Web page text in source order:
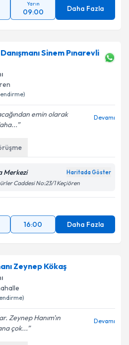
Yarın
09:00 Daha Fazla
Sinem Pınarevli
emin olarak
Devamı
Merkezi Haritada Göster
Caddesi No:23/1 Keçiören
16:00 Daha Fazla
Zeynep Kökaş
Zeynep Hanım'ın
çok...
Devamı